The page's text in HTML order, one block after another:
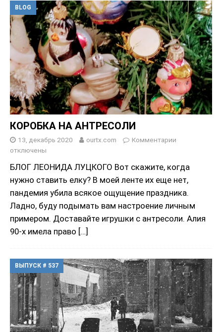
BLOG
КОРОБКА НА АНТРЕСОЛИ
13, декабрь 2020 ourtx.com
Комментарии
отключены
БЛОГ ЛЕОНИДА ЛУЦКОГО Вот скажите, когда
нужно ставить елку? В моей ленте их еще нет,
пандемия убила всякое ощущение праздника.
Ладно, буду подымать вам настроение личным
примером. Доставайте игрушки с антресоли. Алия
90-х имела право […]
ВЫПУСК # 537